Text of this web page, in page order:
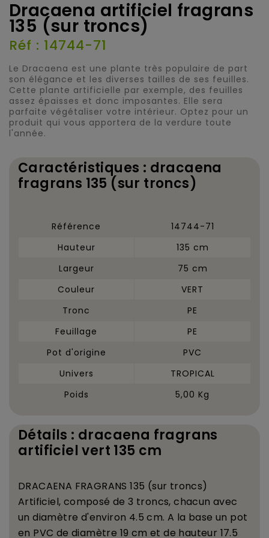
Dracaena artificiel fragrans
135 (sur troncs)
Réf : 14744-71
Le Dracaena est une plante très populaire de part
son élégance et les diverses tailles de ses feuilles.
Cette plante artificielle par exemple, des feuilles
assez épaisses et donc imposantes. Elle sera
parfaite végétaliser votre intérieur. Optez pour un
produit qui vous apportera de la verdure toute
l'année.
Caractéristiques : dracaena
fragrans 135 (sur troncs)
Référence
14744-71
Hauteur
135 cm
Largeur
75 cm
Couleur
VERT
Tronc
PE
Feuillage
PE
Pot d'origine
PVC
Univers
TROPICAL
Poids
5,00 Kg
Détails : dracaena fragrans
artificiel vert 135 cm
DRACAENA FRAGRANS 135 (sur troncs)
Artificiel, composé de 3 troncs, chacun avec
un diamètre d'environ 4.5 cm. A la base un pot
en PVC de diamètre 19 cm et de hauteur 17.5